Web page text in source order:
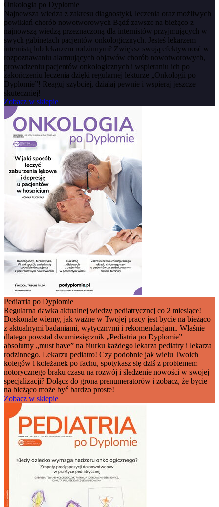
Onkologia po Dyplomie
Najnowsza wiedza z zakresu diagnostyki, leczenia oraz możliwych
powikłań chorób nowotworowych Bądź zawsze na bieżąco z
najnowszą wiedzą przeznaczoną dla internistów przyjmujących w
swych gabinetach pacjentów onkologicznych. Jesteś lekarzem
internistą lub lekarzem rodzinnym? Zwiększ swoją efektywność w
rozpoznawaniu alarmujących objawów chorób nowotworowych,
prowadzeniu pacjentów onkologicznych i wspieraniu ich po
zakończeniu leczenia dzięki regularnej lekturze „Onkologii po
Dyplomie”! Reaguj szybciej, działaj pewnie i wspieraj jeszcze
skuteczniej!
Zobacz w sklepie
Pediatria po Dyplomie
Regularna dawka aktualnej wiedzy pediatrycznej co 2 miesiące!
Doskonale wiemy, jak ważne w Twojej pracy jest bycie na bieżąco
z aktualnymi badaniami, wytycznymi i rekomendacjami. Właśnie
dlatego powstał dwumiesięcznik „Pediatria po Dyplomie” –
absolutny „must have” na biurku każdego lekarza pediatry i lekarza
rodzinnego. Lekarzu pediatro! Czy podobnie jak wielu Twoich
kolegów i koleżanek po fachu, spotykasz się dziś z problemem
notorycznego braku czasu na rozwój i śledzenie nowości w swojej
specjalizacji? Dołącz do grona prenumeratorów i zobacz, że bycie
na bieżąco może być bardzo proste!
Zobacz w sklepie